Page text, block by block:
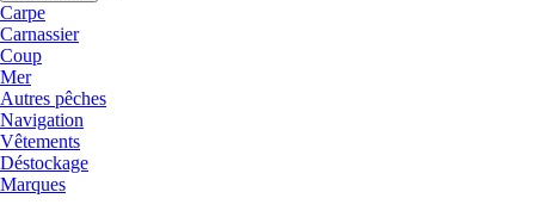
Carpe
Carnassier
Coup
Mer
Autres pêches
Navigation
Vêtements
Déstockage
Marques